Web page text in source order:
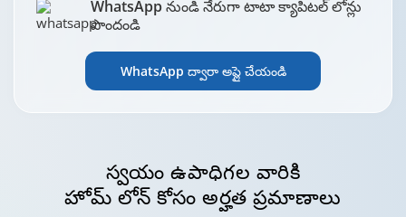
WhatsApp నుండి నేరుగా టాటా క్యాపిటల్ లోన్లు
పొందండి
WhatsApp ద్వారా అప్లై చేయండి
స్వయం ఉపాధిగల వారికి
హోమ్ లోన్ కోసం అర్హత ప్రమాణాలు